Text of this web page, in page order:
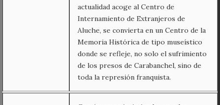
actualidad acoge al Centro de
Internamiento de Extranjeros de
Aluche, se convierta en un Centro de la
Memoria Histórica de tipo museístico
donde se refleje, no solo el sufrimiento
de los presos de Carabanchel, sino de
toda la represión franquista.